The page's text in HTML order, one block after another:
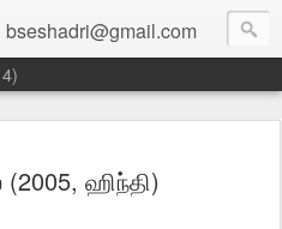
bseshadri@gmail.com
ஹிந்தி)